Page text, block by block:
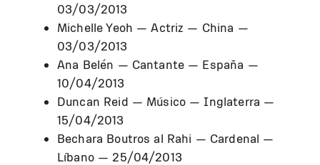
03/03/2013
Michelle Yeoh — Actriz — China —
03/03/2013
Ana Belén — Cantante — España —
10/04/2013
Duncan Reid — Músico — Inglaterra —
15/04/2013
Bechara Boutros al Rahi — Cardenal —
Líbano — 25/04/2013